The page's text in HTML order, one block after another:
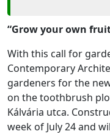
“Grow your own
With this call for
Contemporary
gardeners for the
on the toothbrush
Kálvária utca.
week of July 24 and